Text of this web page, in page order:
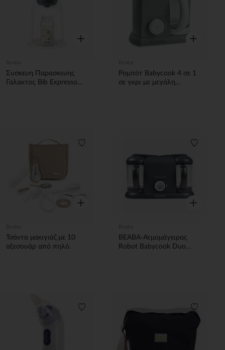
Γρήγορη επισκόπηση
Συσκευη Παρασκευης
Γαλακτος Bib Expresso
Γρήγορη
Ρομπότ Babycook 4 σε 1
σε γκρι με μεγάλη
Γρήγορη επισκόπηση
Τσάντα μακιγιάζ με 10
αξεσουάρ από πηλό.
Γρήγορη
BEABA-Ατμομάγειρας
Robot Babycook Duo
Λίστα προτιμήσεων Λίστα